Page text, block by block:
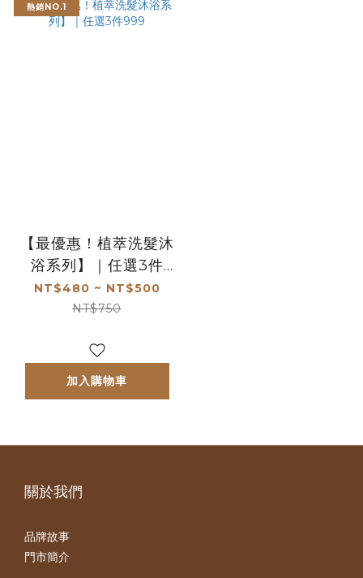
熱銷NO.1
【最優惠！植萃洗髮沐
浴系列】｜任選3件
999
NT$480 ~ NT$500
NT$750
加入購物車
關於我們
品牌故事
門市簡介